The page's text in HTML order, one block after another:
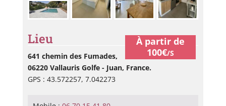
À partir de
100€/S
Lieu
641 chemin des Fumades,
06220 Vallauris Golfe - Juan, France.
GPS : 43.572257, 7.042273